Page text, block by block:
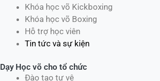
Khóa học võ Kickboxing
Khóa học võ Boxing
Hỗ trợ học viên
Tin tức và sự kiện
Dạy Học võ cho tổ chức
Đào tạo tự vệ